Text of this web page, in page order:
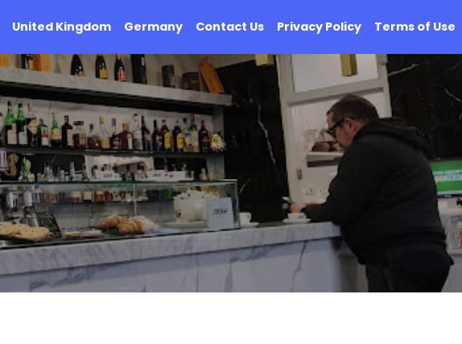
United Kingdom Germany Contact Us Privacy Policy Terms of Use